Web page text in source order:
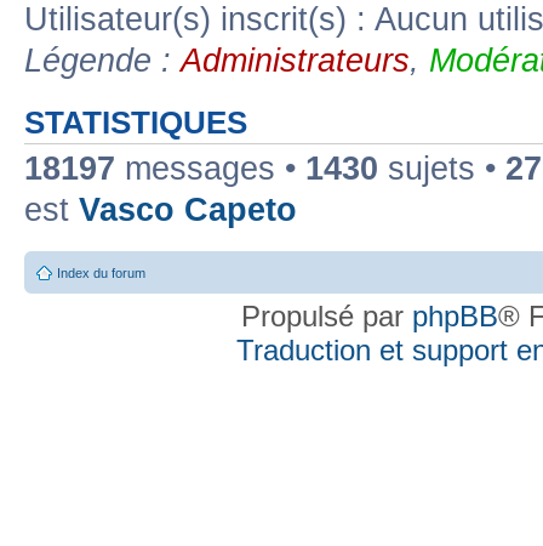
Utilisateur(s) inscrit(s) : Aucun
Légende :Administrateurs,
STATISTIQUES
18197 messages • 1430 sujets •
est Vasco Capeto
Index du forum
Propulsé par phpBB®
Traduction et support